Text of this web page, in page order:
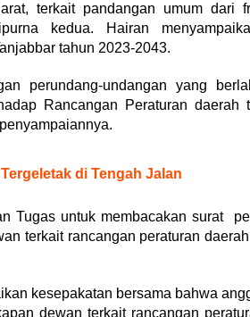
terkait pandangan umum dari
kedua. Hairan
tahun 2023-2043.
perundang-undangan yang
Rancangan Peraturan daerah
di Tengah Jalan
Tugas untuk membacakan surat
terkait rancangan peraturan
kesepakatan bersama bahwa
dewan terkait rancangan